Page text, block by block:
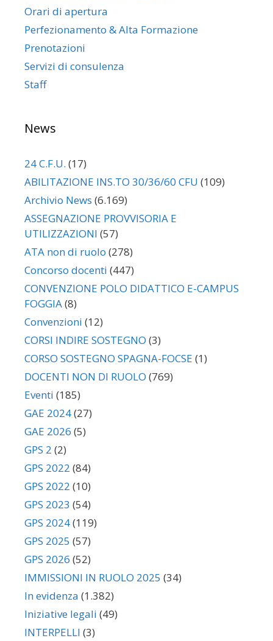
Orari di apertura
Perfezionamento & Alta Formazione
Prenotazioni
Servizi di consulenza
Staff
News
24 C.F.U. (17)
ABILITAZIONE INS.TO 30/36/60 CFU (109)
Archivio News (6.169)
ASSEGNAZIONE PROVVISORIA E
UTILIZZAZIONI (57)
ATA non di ruolo (278)
Concorso docenti (447)
CONVENZIONE POLO DIDATTICO E-CAMPUS
FOGGIA(8)
Convenzioni (12)
CORSI INDIRE SOSTEGNO (3)
CORSO SOSTEGNO SPAGNA-FOCSE (1)
DOCENTI NON DI RUOLO (769)
Eventi (185)
GAE 2024(27)
GAE 2026 (5)
GPS 2 (2)
GPS 2022 (84)
GPS 2022 (10)
GPS 2023 (54)
GPS 2024(119)
GPS 2025 (57)
GPS 2026 (52)
IMMISSIONI IN RUOLO 2025 (34)
In evidenza (1.382)
Iniziative legali (49)
INTERPELLI (3)